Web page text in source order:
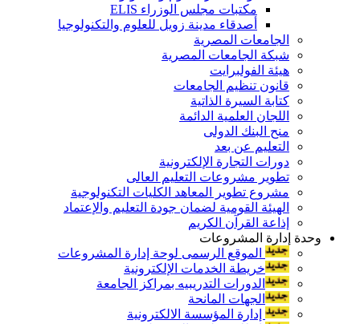
مكتبات مجلس الوزراء ELIS
أصدقاء مدينة زويل للعلوم والتكنولوجيا
الجامعات المصرية
شبكة الجامعات المصرية
هيئة الفولبرايت
قانون تنظيم الجامعات
كتابة السيرة الذاتية
اللجان العلمية الدائمة
منح البنك الدولى
التعليم عن بعد
دورات التجارة الإلكترونية
تطوير مشروعات التعليم العالى
مشروع تطوير المعاهد الكليات التكنولوجية
الهيئة القومية لضمان جودة التعليم والإعتماد
إذاعة القرآن الكريم
وحدة إدارة المشروعات
الموقع الرسمى لوحة إدارة المشروعات
خريطة الخدمات الإلكترونية
الدورات التدريبيه بمراكز الجامعة
الجهات المانحة
إدارة المؤسسة الالكترونية